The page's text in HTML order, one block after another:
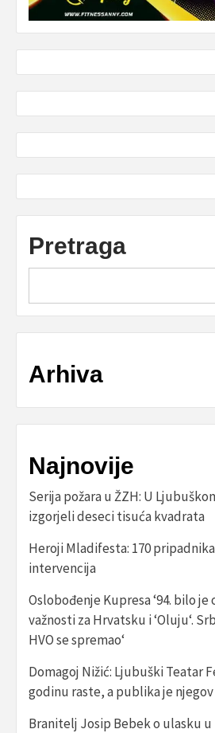
Pretraga
Arhiva
Najnovije
Serija požara u ŽZH: U
izgorjeli deseci tisuća kvadrata
Heroji Mladifesta: 170
intervencija
Oslobođenje Kupresa ‘94. bilo
važnosti za Hrvatsku i ‘Oluju‘.
HVO se spremao‘
Domagoj Nižić: Ljubuški Teatar
godinu raste, a publika je
Branitelj Josip Bebek o ulasku u